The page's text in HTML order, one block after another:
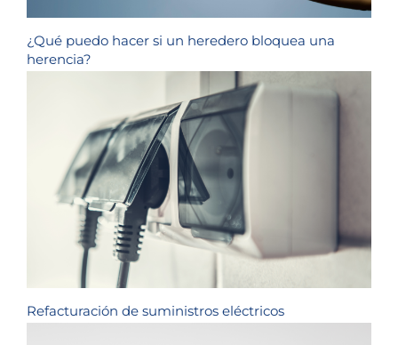
¿Qué puedo hacer si un heredero bloquea una
herencia?
Refacturación de suministros eléctricos